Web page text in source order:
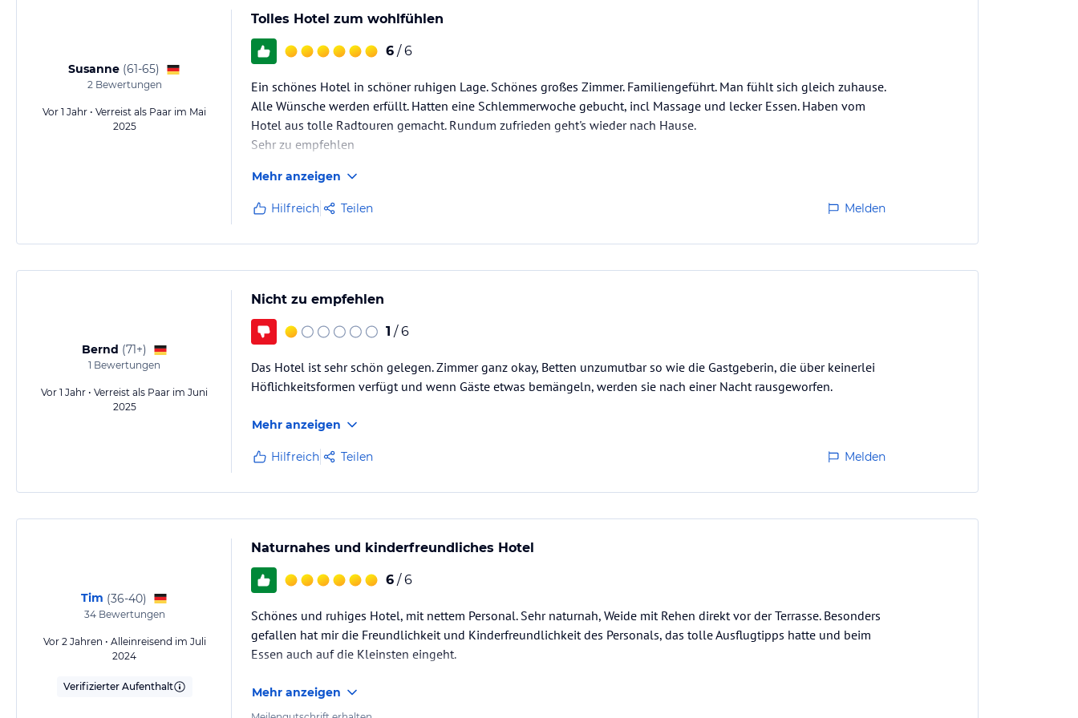
Susanne (61-65)
2Bewertungen
Vor 1 Jahr • Verreist als Paar im Mai
2025
Tolles Hotel zum wohlfühlen
6 / 6
Ein schönes Hotel in schöner ruhigen Lage. Schönes großes Zimmer. Familiengeführt. Man fühlt sich gleich zuhause.
Alle Wünsche werden erfüllt. Hatten eine Schlemmerwoche gebucht, incl Massage und lecker Essen. Haben vom
Hotel aus tolle Radtouren gemacht. Rundum zufrieden geht's wieder nach Hause.
Sehr zu empfehlen
Mehr anzeigen
Hilfreich Teilen Melden
Bernd (71+)
1 Bewertungen
Vor 1 Jahr • Verreist als Paar im Juni
2025
Nicht zu empfehlen
1 / 6
Das Hotel ist sehr schön gelegen. Zimmer ganz okay, Betten unzumutbar so wie die Gastgeberin, die über keinerlei
Höflichkeitsformen verfügt und wenn Gäste etwas bemängeln, werden sie nach einer Nacht rausgeworfen.
Mehr anzeigen
Hilfreich Teilen Melden
Tim (36-40)
34Bewertungen
Vor 2 Jahren • Alleinreisend im Juli
2024
Verifizierter Aufenthalt
Naturnahes und kinderfreundliches Hotel
6 / 6
Schönes und ruhiges Hotel, mit nettem Personal. Sehr naturnah, Weide mit Rehen direkt vor der Terrasse. Besonders
gefallen hat mir die Freundlichkeit und Kinderfreundlichkeit des Personals, das tolle Ausflugtipps hatte und beim
Essen auch auf die Kleinsten eingeht.
Mehr anzeigen